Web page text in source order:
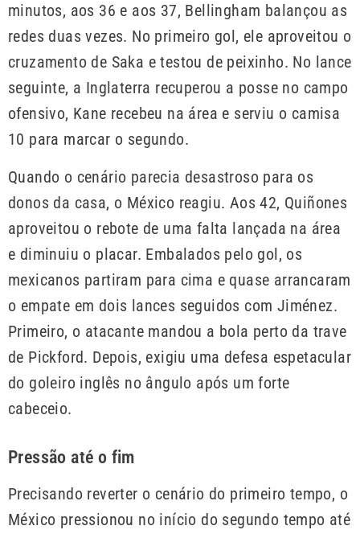
minutos, aos 36 e aos 37, Bellingham balançou as
redes duas vezes. No primeiro gol, ele aproveitou o
cruzamento de Saka e testou de peixinho. No lance
seguinte, a Inglaterra recuperou a posse no campo
ofensivo, Kane recebeu na área e serviu o camisa
10 para marcar o segundo.
Quando o cenário parecia desastroso para os
donos da casa, o México reagiu. Aos 42, Quiñones
aproveitou o rebote de uma falta lançada na área
e diminuiu o placar. Embalados pelo gol, os
mexicanos partiram para cima e quase arrancaram
o empate em dois lances seguidos com Jiménez.
Primeiro, o atacante mandou a bola perto da trave
de Pickford. Depois, exigiu uma defesa espetacular
do goleiro inglês no ângulo após um forte
cabeceio.
Pressão até o fim
Precisando reverter o cenário do primeiro tempo, o
México pressionou no início do segundo tempo até